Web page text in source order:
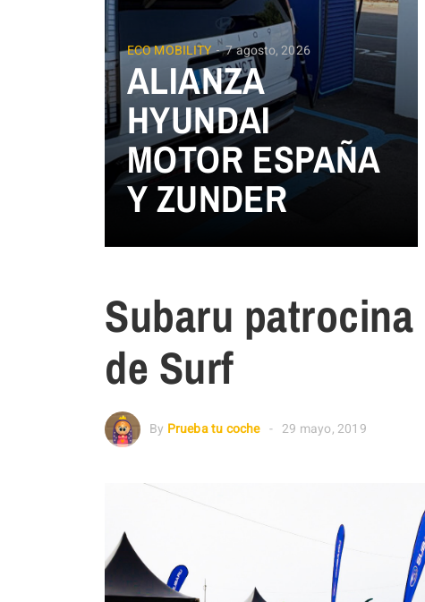
ECO MOBILITY 7 agosto, 2026
ALIANZA
HYUNDAI
MOTOR ESPAÑA
Y ZUNDER
Subaru
de Surf
By Prueba tu coche 29 mayo, 2019